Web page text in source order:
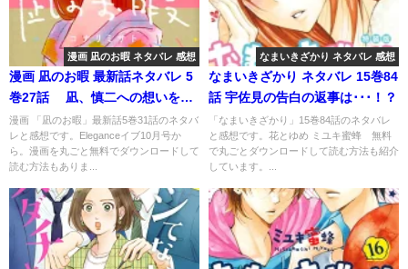
漫画 凪のお暇 ネタバレ 感想
漫画 凪のお暇 最新話ネタバレ 5
巻27話 凪、慎二への想いを自
覚する･･･？！
漫画 「凪のお暇」最新話5巻31話のネタバ
レと感想です。Eleganceイブ10月号か
ら。漫画を丸ごと無料でダウンロードして
読む方法もありま...
なまいきざかり ネタバレ 感想
なまいきざかり ネタバレ 15巻84
話 宇佐見の告白の返事は･･･！？
「なまいきざかり」15巻84話のネタバレ
と感想です。花とゆめ ミユキ蜜蜂 無料
で丸ごとダウンロードして読む方法も紹介
しています。...